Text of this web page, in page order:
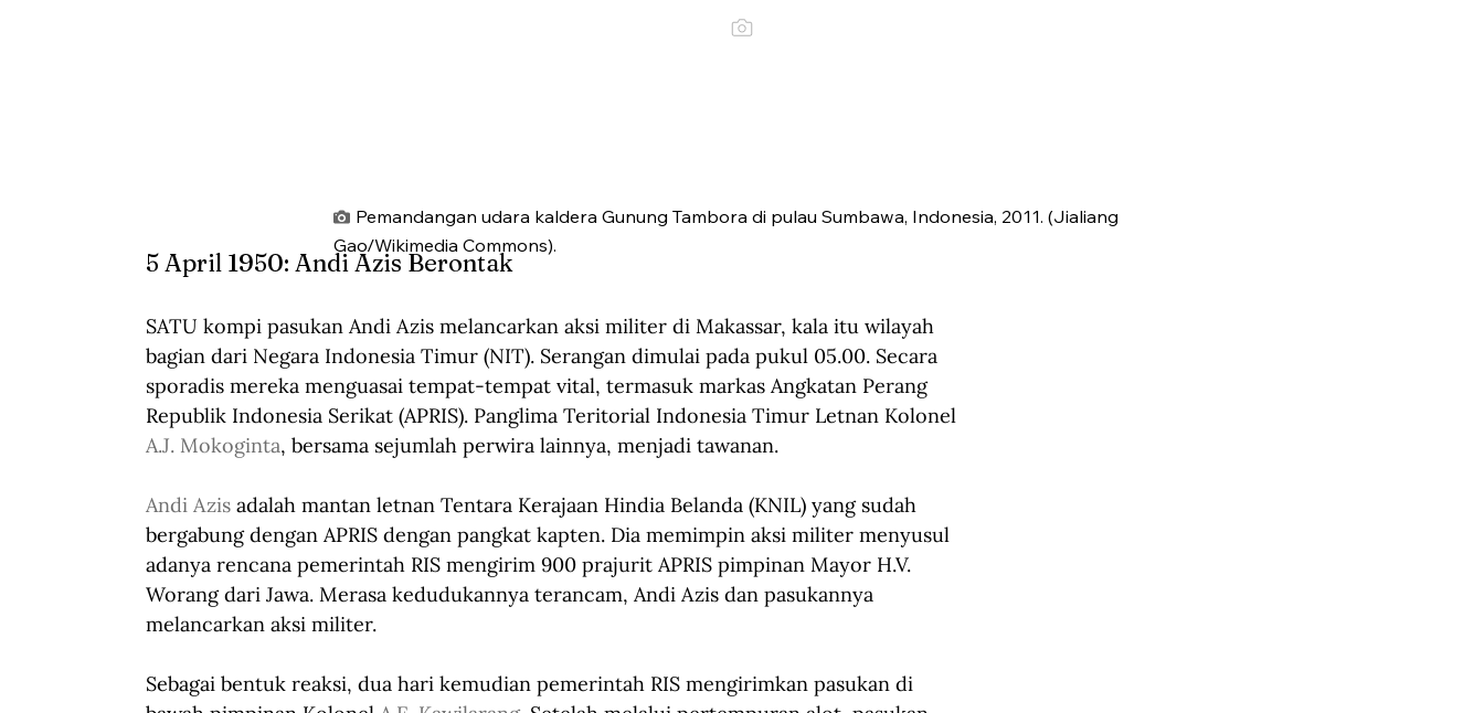
Pemandangan udara kaldera Gunung Tambora di pulau Sumbawa, Indonesia, 2011. (Jialiang
Gao/Wikimedia Commons).
5 April 1950: Andi Azis Berontak
SATU kompi pasukan Andi Azis melancarkan aksi militer di Makassar, kala itu wilayah
bagian dari Negara Indonesia Timur (NIT). Serangan dimulai pada pukul 05.00. Secara
sporadis mereka menguasai tempat-tempat vital, termasuk markas Angkatan Perang
Republik Indonesia Serikat (APRIS). Panglima Teritorial Indonesia Timur Letnan Kolonel
A.J. Mokoginta, bersama sejumlah perwira lainnya, menjadi tawanan.
Andi Azis adalah mantan letnan Tentara Kerajaan Hindia Belanda (KNIL) yang sudah
bergabung dengan APRIS dengan pangkat kapten. Dia memimpin aksi militer menyusul
adanya rencana pemerintah RIS mengirim 900 prajurit APRIS pimpinan Mayor H.V.
Worang dari Jawa. Merasa kedudukannya terancam, Andi Azis dan pasukannya
melancarkan aksi militer.
Sebagai bentuk reaksi, dua hari kemudian pemerintah RIS mengirimkan pasukan di